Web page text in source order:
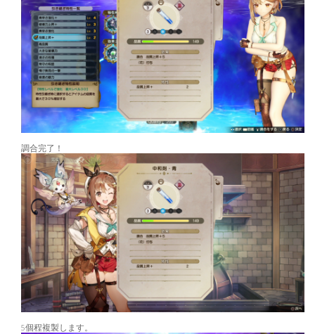
調合完了！
5個程複製します。